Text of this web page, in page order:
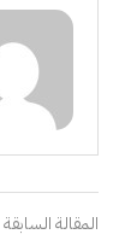
المقالة السابقة